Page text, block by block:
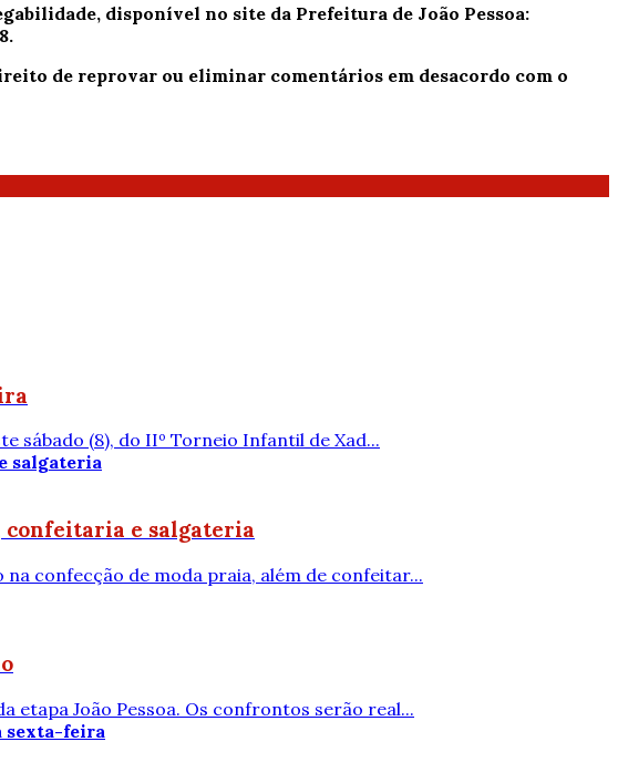
disponível no site da Prefeitura de João Pessoa:
de reprovar ou eliminar comentários em desacordo com o
sábado (8), do IIº Torneio Infantil de Xad...
confeitaria e salgateria
confecção de moda praia, além de confeitar...
etapa João Pessoa. Os confrontos serão real...